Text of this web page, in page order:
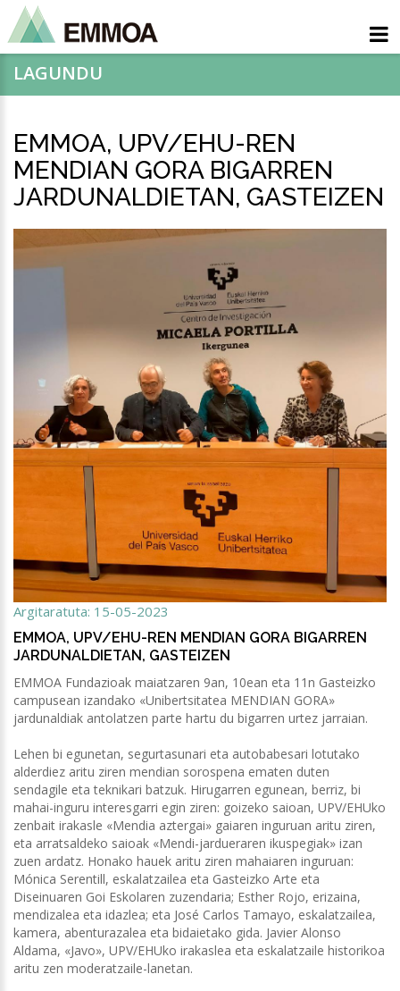
LAGUNDU
EMMOA, UPV/EHU-REN
MENDIAN GORA BIGARREN
JARDUNALDIETAN, GASTEIZEN
Argitaratuta: 15-05-2023
EMMOA, UPV/EHU-REN MENDIAN GORA BIGARREN
JARDUNALDIETAN, GASTEIZEN
EMMOA Fundazioak maiatzaren 9an, 10ean eta 11n Gasteizko
campusean izandako «Unibertsitatea MENDIAN GORA»
jardunaldiak antolatzen parte hartu du bigarren urtez jarraian.
Lehen bi egunetan, segurtasunari eta autobabesari lotutako
alderdiez aritu ziren mendian sorospena ematen duten
sendagile eta teknikari batzuk. Hirugarren egunean, berriz, bi
mahai-inguru interesgarri egin ziren: goizeko saioan, UPV/EHUko
zenbait irakasle «Mendia aztergai» gaiaren inguruan aritu ziren,
eta arratsaldeko saioak «Mendi-jardueraren ikuspegiak» izan
zuen ardatz. Honako hauek aritu ziren mahaiaren inguruan:
Mónica Serentill, eskalatzailea eta Gasteizko Arte eta
Diseinuaren Goi Eskolaren zuzendaria; Esther Rojo, erizaina,
mendizalea eta idazlea; eta José Carlos Tamayo, eskalatzailea,
kamera, abenturazalea eta bidaietako gida. Javier Alonso
Aldama, «Javo», UPV/EHUko irakaslea eta eskalatzaile historikoa
aritu zen moderatzaile-lanetan.